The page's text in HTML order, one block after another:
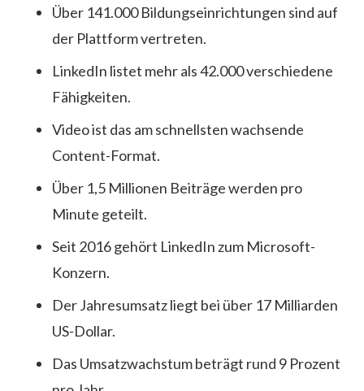
Über 141.000 Bildungseinrichtungen sind auf
der Plattform vertreten.
LinkedIn listet mehr als 42.000 verschiedene
Fähigkeiten.
Video ist das am schnellsten wachsende
Content-Format.
Über 1,5 Millionen Beiträge werden pro
Minute geteilt.
Seit 2016 gehört LinkedIn zum Microsoft-
Konzern.
Der Jahresumsatz liegt bei über 17 Milliarden
US-Dollar.
Das Umsatzwachstum beträgt rund 9 Prozent